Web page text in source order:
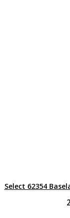
Select 62354